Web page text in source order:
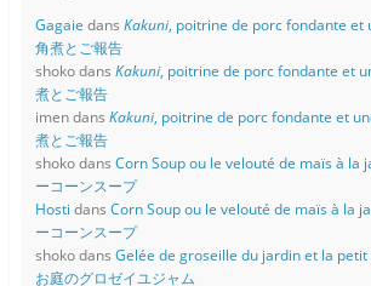
Gagaie dans Kakuni, poitrine de porc fondante et
角煮とご報告
shokodans Kakuni, poitrine de porc fondante et
煮とご報告
imendans Kakuni, poitrine de porc fondante et
煮とご報告
shokodans Corn Soup ou le velouté de maïs à la
ーコーンスープ
Hosti dans Corn Soup ou le velouté de maïs à la
ーコーンスープ
shokodans Gelée de groseille du jardin et la petit
お庭のグロゼイユジャム